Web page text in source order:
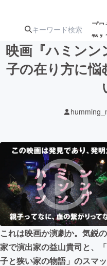
プ
載す
注目の新
テクノロジー・
映像・映画
ビジネス・起業
まちづくり・地
映画『ハミン
子の在り方に悩
これは映画か演劇か。気鋭
家で演出家の益山貴司と、
子と狭い家の物語」のスマ